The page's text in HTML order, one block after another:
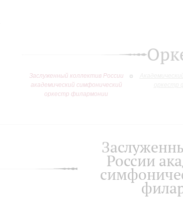
Заслуженный коллектив России
академический симфонический
оркестр филармонии
России